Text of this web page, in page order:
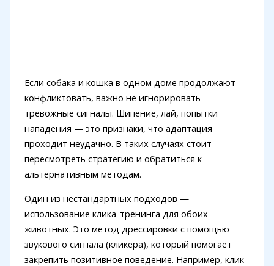
Если собака и кошка в одном доме продолжают
конфликтовать, важно не игнорировать
тревожные сигналы. Шипение, лай, попытки
нападения — это признаки, что адаптация
проходит неудачно. В таких случаях стоит
пересмотреть стратегию и обратиться к
альтернативным методам.
Один из нестандартных подходов —
использование клика-тренинга для обоих
животных. Это метод дрессировки с помощью
звукового сигнала (кликера), который помогает
закрепить позитивное поведение. Например, клик